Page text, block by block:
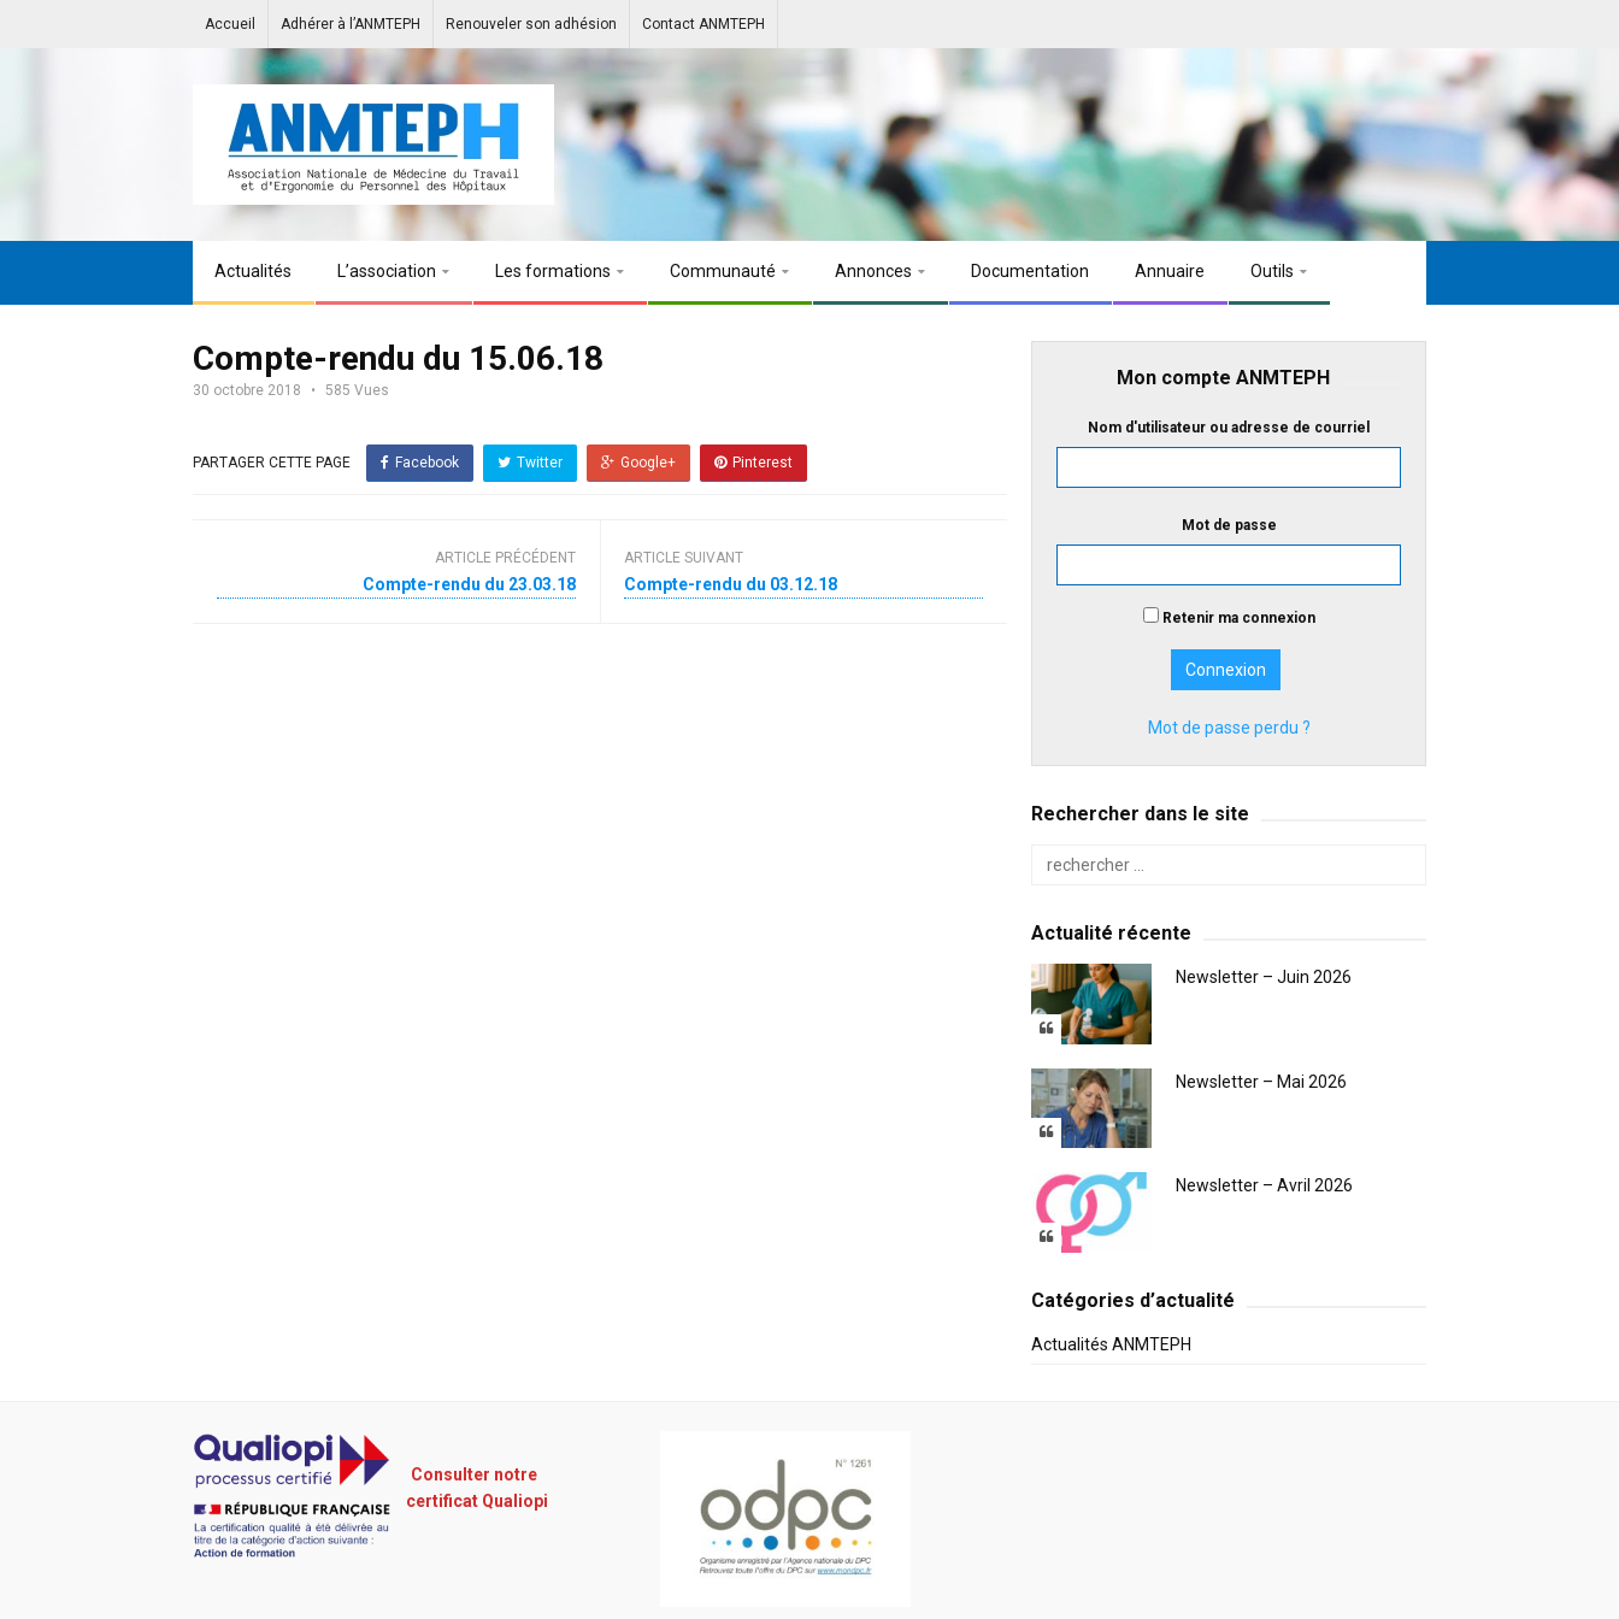
Accueil Adhérer à l’ANMTEPH Renouveler son adhésion Contact ANMTEPH
Actualités L’association Les formations Communauté Annonces Documentation Annuaire Outils
Compte-rendu du 15.06.18
30 octobre 2018 585 Vues
PARTAGER CETTE PAGE Facebook Twitter Google+ Pinterest
ARTICLE PRÉCÉDENT
Compte-rendu du 23.03.18
ARTICLE SUIVANT
Compte-rendu du 03.12.18
Mon compte ANMTEPH
Nom d'utilisateur ou adresse de courriel
Mot de passe
Retenir ma connexion
Mot de passe perdu ?
Rechercher dans le site
Actualité récente
Newsletter – Juin 2026
Newsletter – Mai 2026
Newsletter – Avril 2026
Catégories d’actualité
Actualités ANMTEPH
Consulter notre
certificat Qualiopi